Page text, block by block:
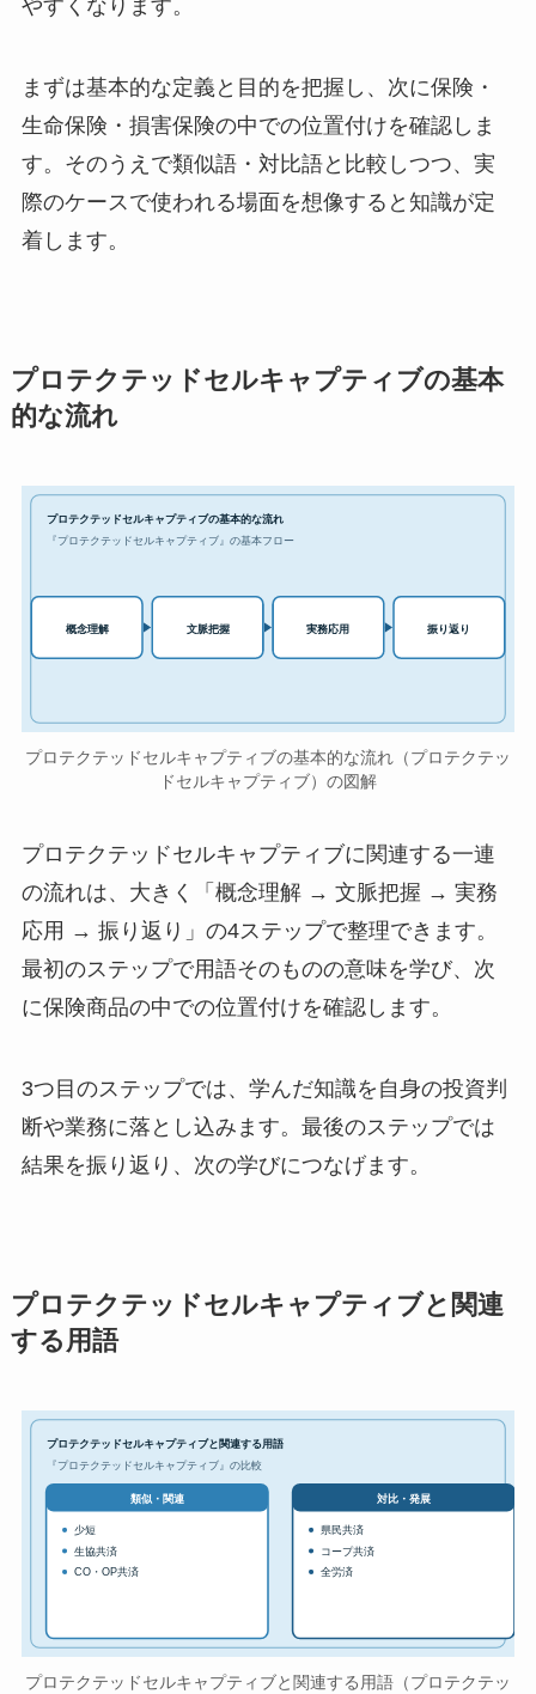
やすくなります。
まずは基本的な定義と目的を把握し、次に保険・
生命保険・損害保険の中での位置付けを確認しま
す。そのうえで類似語・対比語と比較しつつ、実
際のケースで使われる場面を想像すると知識が定
着します。
プロテクテッドセルキャプティブの基本
的な流れ
プロテクテッドセルキャプティブの基本的な流れ
『プロテクテッドセルキャプティブ』の基本フロー
概念理解 文脈把握 実務応用 振り返り
プロテクテッドセルキャプティブの基本的な流れ（プロテクテッ
ドセルキャプティブ）の図解
プロテクテッドセルキャプティブに関連する一連
の流れは、大きく「概念理解 → 文脈把握 → 実務
応用 → 振り返り」の4ステップで整理できます。
最初のステップで用語そのものの意味を学び、次
に保険商品の中での位置付けを確認します。
3つ目のステップでは、学んだ知識を自身の投資判
断や業務に落とし込みます。最後のステップでは
結果を振り返り、次の学びにつなげます。
プロテクテッドセルキャプティブと関連
する用語
プロテクテッドセルキャプティブと関連する用語
『プロテクテッドセルキャプティブ』の比較
類似・関連
少短
生協共済
CO・OP共済
対比・発展
県民共済
コープ共済
全労済
プロテクテッドセルキャプティブと関連する用語（プロテクテッ